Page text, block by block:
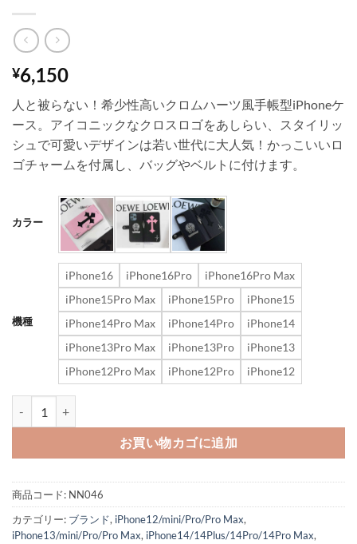
¥6,150
人と被らない！希少性高いクロムハーツ風手帳型iPhoneケ
ース。アイコニックなクロスロゴをあしらい、スタイリッ
シュで可愛いデザインは若い世代に大人気！かっこいいロ
ゴチャームを付属し、バッグやベルトに付けます。
カラー
機種
iPhone16 iPhone16Pro
iPhone16Pro Max
iPhone15Pro Max
iPhone15Pro
iPhone15
iPhone14Pro Max
iPhone14Pro
iPhone14
iPhone13Pro Max
iPhone13Pro
iPhone13
iPhone12Pro Max
iPhone12Pro iPhone12
お買い物カゴに追加
商品コード: NN046
カテゴリー: ブランド, iPhone12/mini/Pro/Pro Max,
iPhone13/mini/Pro/Pro Max, iPhone14/14Plus/14Pro/14Pro Max,